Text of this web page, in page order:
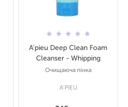
A'pieu Deep Clean Foam
Cleanser - Whipping
Очищаюча пінка
A'PIEU